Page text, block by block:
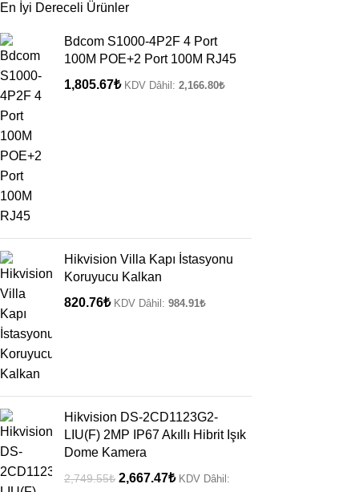
En İyi Dereceli Ürünler
Bdcom S1000-4P2F 4 Port
100M POE+2 Port 100M RJ45
1,805.67₺ KDV Dâhil: 2,166.80₺
Hikvision Villa Kapı İstasyonu
Koruyucu Kalkan
820.76₺ KDV Dâhil: 984.91₺
Hikvision DS-2CD1123G2-
LIU(F) 2MP IP67 Akıllı Hibrit Işık
Dome Kamera
2,749.55₺ 2,667.47₺ KDV Dâhil: